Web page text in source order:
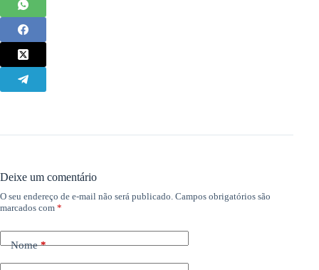
Deixe um comentário
O seu endereço de e-mail não será publicado. Campos obrigatórios são
marcados com *
Nome*